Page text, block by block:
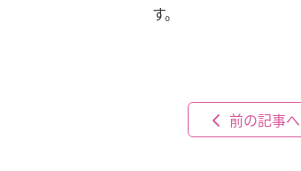
す。
前の記事へ